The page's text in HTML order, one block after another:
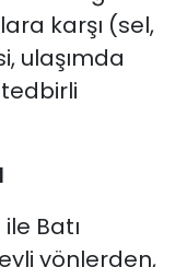
karşı (sel,
ulaşımda
Batı
yönlerden,